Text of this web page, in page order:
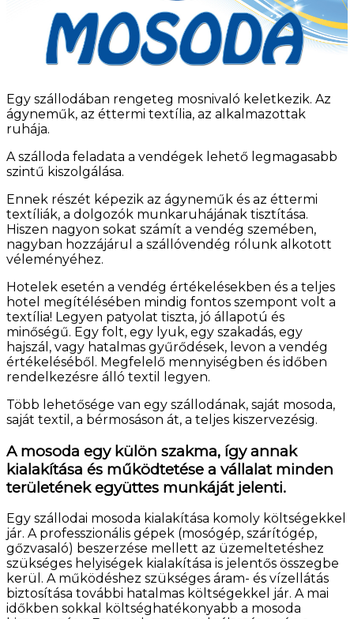
Egy szállodában rengeteg mosnivaló keletkezik. Az
ágyneműk, az éttermi textília, az alkalmazottak
ruhája.
A szálloda feladata a vendégek lehető legmagasabb
szintű kiszolgálása.
Ennek részét képezik az ágyneműk és az éttermi
textíliák, a dolgozók munkaruhájának tisztítása.
Hiszen nagyon sokat számít a vendég szemében,
nagyban hozzájárul a szállóvendég rólunk alkotott
véleményéhez.
Hotelek esetén a vendég értékelésekben és a teljes
hotel megítélésében mindig fontos szempont volt a
textília! Legyen patyolat tiszta, jó állapotú és
minőségű. Egy folt, egy lyuk, egy szakadás, egy
hajszál, vagy hatalmas gyűrődések, levon a vendég
értékeléséből. Megfelelő mennyiségben és időben
rendelkezésre álló textil legyen.
Több lehetősége van egy szállodának, saját mosoda,
saját textil, a bérmosáson át, a teljes kiszervezésig.
A mosoda egy külön szakma, így annak
kialakítása és működtetése a vállalat minden
területének együttes munkáját jelenti.
Egy szállodai mosoda kialakítása komoly költségekkel
jár. A professzionális gépek (mosógép, szárítógép,
gőzvasaló) beszerzése mellett az üzemeltetéshez
szükséges helyiségek kialakítása is jelentős összegbe
kerül. A működéshez szükséges áram- és vízellátás
biztosítása további hatalmas költségekkel jár. A mai
időkben sokkal költséghatékonyabb a mosoda